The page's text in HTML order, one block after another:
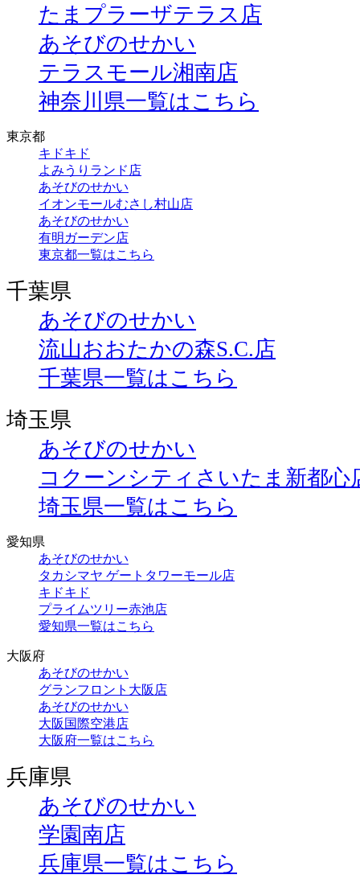
たまプラーザテラス店
あそびのせかい
テラスモール湘南店
神奈川県一覧はこちら
東京都
キドキド
よみうりランド店
あそびのせかい
イオンモールむさし村山店
あそびのせかい
有明ガーデン店
東京都一覧はこちら
千葉県
あそびのせかい
流山おおたかの森S.C.店
千葉県一覧はこちら
埼玉県
あそびのせかい
コクーンシティさいたま新都心
埼玉県一覧はこちら
愛知県
あそびのせかい
タカシマヤ ゲートタワーモール店
キドキド
プライムツリー赤池店
愛知県一覧はこちら
大阪府
あそびのせかい
グランフロント大阪店
あそびのせかい
大阪国際空港店
大阪府一覧はこちら
兵庫県
あそびのせかい
学園南店
兵庫県一覧はこちら